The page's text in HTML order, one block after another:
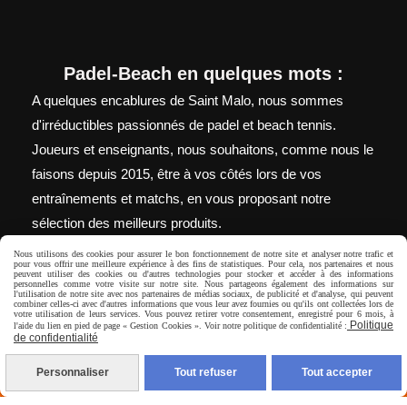
Padel-Beach en quelques mots :
A quelques encablures de Saint Malo, nous sommes
d'irréductibles passionnés de padel et beach tennis.
Joueurs et enseignants, nous souhaitons, comme nous le
faisons depuis 2015, être à vos côtés lors de vos
entraînements et matchs, en vous proposant notre
sélection des meilleurs produits.
Facebook est désactivé. Autoriser
Nous utilisons des cookies pour assurer le bon fonctionnement de notre site et analyser notre trafic et
pour vous offrir une meilleure expérience à des fins de statistiques. Pour cela, nos partenaires et nous
peuvent utiliser des cookies ou d'autres technologies pour stocker et accéder à des informations
personnelles comme votre visite sur notre site. Nous partageons également des informations sur
l'utilisation de notre site avec nos partenaires de médias sociaux, de publicité et d'analyse, qui peuvent
combiner celles-ci avec d'autres informations que vous leur avez fournies ou qu'ils ont collectées lors de
votre utilisation de leurs services. Vous pouvez retirer votre consentement, enregistré pour 6 mois, à
l'aide du lien en pied de page « Gestion Cookies ». Voir notre politique de confidentialité : Politique
de confidentialité
Personnaliser Tout refuser Tout accepter